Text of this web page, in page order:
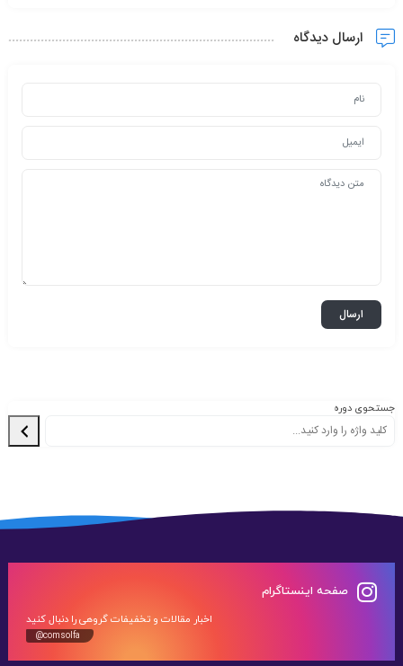
ارسال دیدگاه
جستحوی دوره
صفحه اینستاگرام
اخبار مقالات و تخفیفات گروهی را دنبال کنید
@comsolfa